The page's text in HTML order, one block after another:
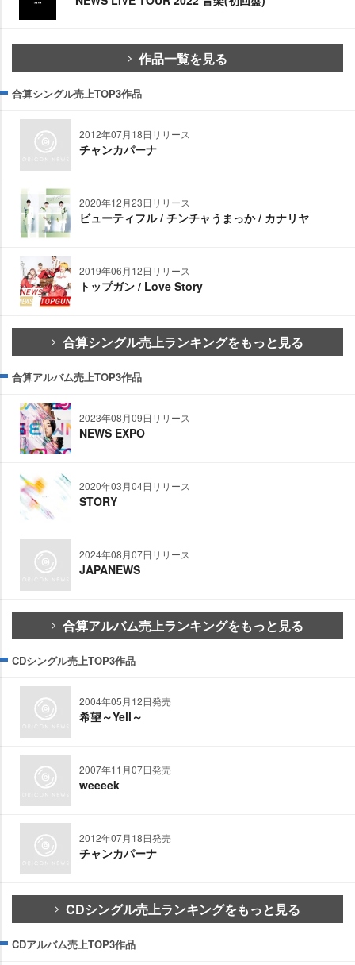
作品一覧を見る
合算シングル売上TOP3作品
2012年07月18日リリース
チャンカパーナ
2020年12月23日リリース
ビューティフル / チンチャうまっか / カナリヤ
2019年06月12日リリース
トップガン / Love Story
合算シングル売上ランキングをもっと見る
合算アルバム売上TOP3作品
2023年08月09日リリース
NEWS EXPO
2020年03月04日リリース
STORY
2024年08月07日リリース
JAPANEWS
合算アルバム売上ランキングをもっと見る
CDシングル売上TOP3作品
2004年05月12日発売
希望～Yell～
2007年11月07日発売
weeeek
2012年07月18日発売
チャンカパーナ
CDシングル売上ランキングをもっと見る
CDアルバム売上TOP3作品